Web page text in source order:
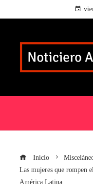
Inicio
Las mujeres que rompen
América Latina